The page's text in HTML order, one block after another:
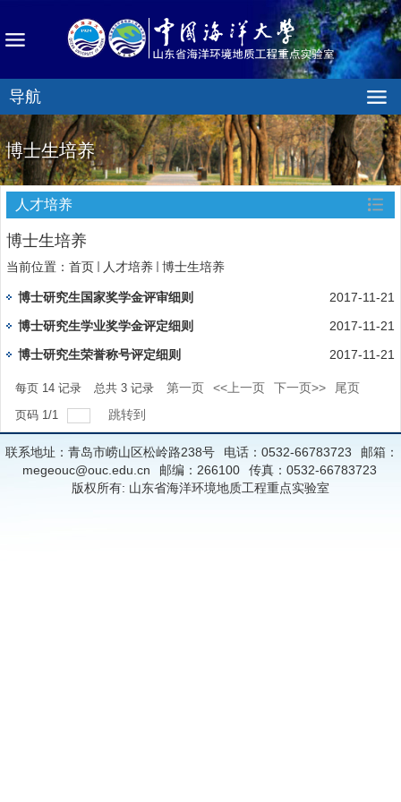
导航
博士生培养
人才培养
博士生培养
当前位置： 首页 人才培养 博士生培养
博士研究生国家奖学金评审细则
2017-11-21
博士研究生学业奖学金评定细则
2017-11-21
博士研究生荣誉称号评定细则
2017-11-21
每页 14 记录 总共 3 记录 第一页 <<上一页 下一页>> 尾页
页码 1/1 跳转到
联系地址：青岛市崂山区松岭路238号 电话：0532-66783723
邮箱：
megeouc@ouc.edu.cn
邮编：266100
传真：0532-66783723
版权所有: 山东省海洋环境地质工程重点实验室